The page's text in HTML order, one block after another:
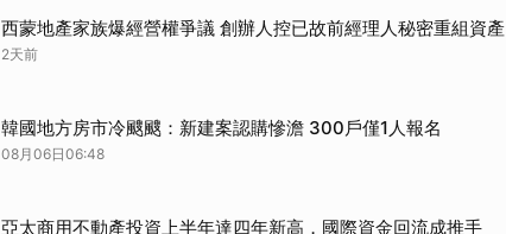
西蒙地產家族爆經營權爭議 創辦人控已故前經理人秘密重組資產
2天前
韓國地方房市冷颼颼：新建案認購慘澹 300戶僅1人報名
08月06日06:48
亞太商用不動產投資上半年達四年新高，國際資金回流成推手